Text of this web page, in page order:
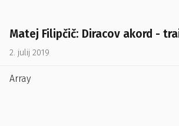
Matej Filipčič: Diracov akord -
2. julij 2019
Array